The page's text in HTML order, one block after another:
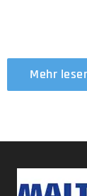
Mehr